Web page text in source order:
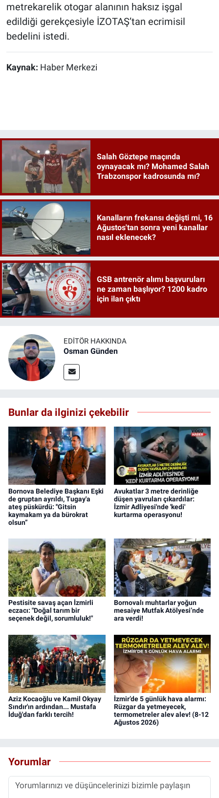
metrekarelik otogar alanının haksız işgal
edildiği gerekçesiyle İZOTAŞ’tan ecrimisil
bedelini istedi.
Kaynak: Haber Merkezi
Salah Göztepe maçında
oynayacak mı? Mohamed Salah
Trabzonspor kadrosunda mı?
Kanalların frekansı değişti mi, 16
Ağustos'tan sonra yeni kanallar
nasıl eklenecek?
GSB antrenör alımı başvuruları
ne zaman başlıyor? 1200 kadro
için ilan çıktı
EDITÖR HAKKINDA
Osman Günden
Bunlar da ilginizi çekebilir
Bornova Belediye Başkanı Eşki
de gruptan ayrıldı, Tugay'a
ateş püskürdü: ''Gitsin
kaymakam ya da bürokrat
olsun”
Avukatlar 3 metre derinliğe
düşen yavruları çıkardılar:
İzmir Adliyesi'nde 'kedi'
kurtarma operasyonu!
Pestisite savaş açan İzmirli
eczacı: "Doğal tarım bir
seçenek değil, sorumluluk!"
Bornovalı muhtarlar yoğun
mesaiye Mutfak Atölyesi’nde
ara verdi!
Aziz Kocaoğlu ve Kamil Okyay
Sındır'ın ardından... Mustafa
İduğ'dan farklı tercih!
İzmir’de 5 günlük hava alarmı:
Rüzgar da yetmeyecek,
termometreler alev alev! (8-12
Ağustos 2026)
Yorumlar